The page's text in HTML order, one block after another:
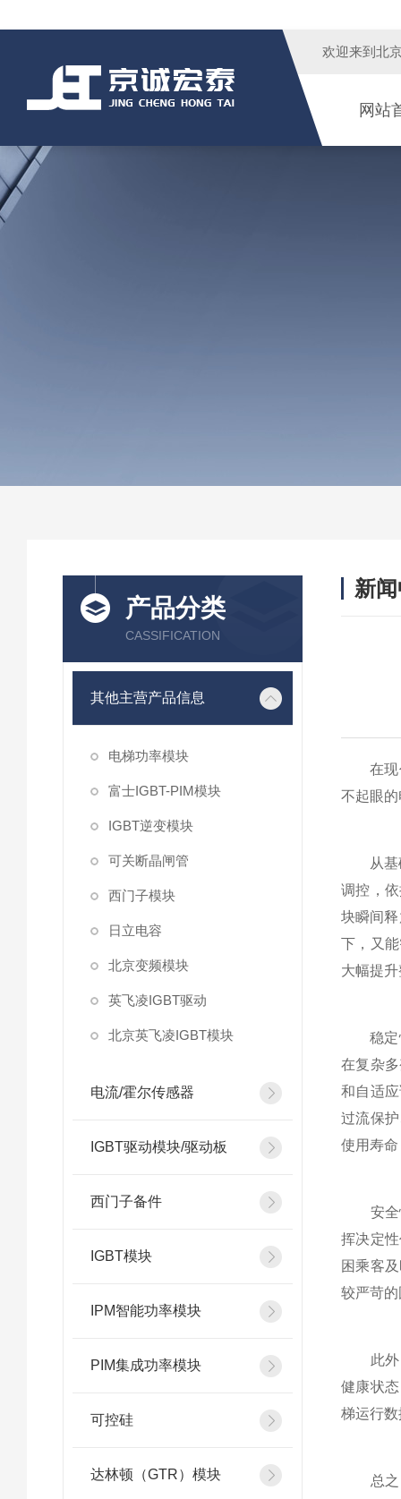
欢迎来到 北
网站
产品分类
CASSIFICATION
其他主营产品信息
电梯功率模块
富士IGBT-PIM模块
IGBT逆变模块
可关断晶闸管
西门子模块
日立电容
北京变频模块
英飞凌IGBT驱动
北京英飞凌IGBT模块
电流/霍尔传感器
IGBT驱动模块/驱动板
西门子备件
IGBT模块
IPM智能功率模块
PIM集成功率模块
可控硅
达林顿（GTR）模块
新
在现代
不起眼
从基础
调控，
块瞬间
下，又
大幅提
稳定性
在复杂
和自适
过流保
使用寿
安全性
挥决定
困乘客
较严苛
此外，
健康状
梯运行
总之，